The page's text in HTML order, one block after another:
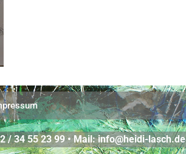
/ 34 55 23 99 • Mail: info@heidi-lasch.de